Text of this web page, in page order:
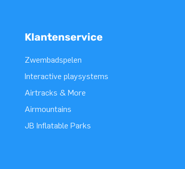
Klantenservice
Zwembadspelen
Interactive playsystems
Airtracks & More
Airmountains
JB Inflatable Parks